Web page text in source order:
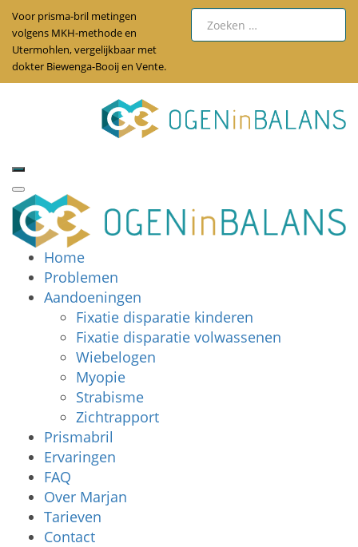
Voor prisma-bril metingen
volgens MKH-methode en
Utermohlen, vergelijkbaar met
dokter Biewenga-Booij en Vente.
Home
Problemen
Aandoeningen
Fixatie disparatie kinderen
Fixatie disparatie volwassenen
Wiebelogen
Myopie
Strabisme
Zichtrapport
Prismabril
Ervaringen
FAQ
Over Marjan
Tarieven
Contact